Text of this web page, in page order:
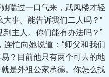
喘过一口气来，武凤楼才轻
大事。能告诉我们二人吗？”
主人。你们能有办法吗？”
忙向她说道：“师父和我们
？目前他只有两个可去的地
是外祖公家承德。你怎么找